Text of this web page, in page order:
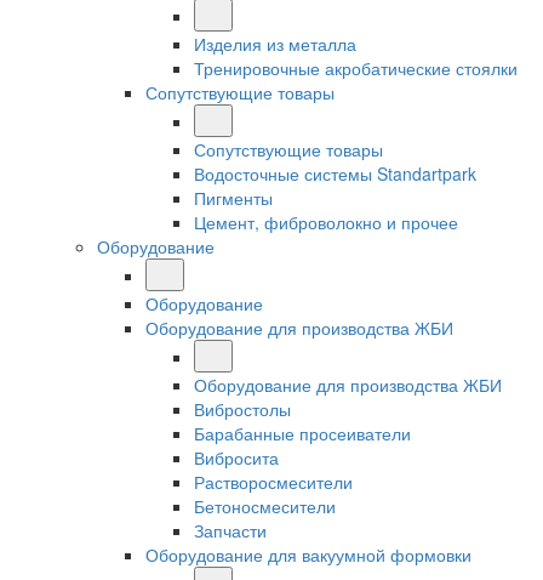
Изделия из металла
Тренировочные акробатические стоялки
Сопутствующие товары
Сопутствующие товары
Водосточные системы Standartpark
Пигменты
Цемент, фиброволокно и прочее
Оборудование
Оборудование
Оборудование для производства ЖБИ
Оборудование для производства ЖБИ
Вибростолы
Барабанные просеиватели
Вибросита
Растворосмесители
Бетоносмесители
Запчасти
Оборудование для вакуумной формовки